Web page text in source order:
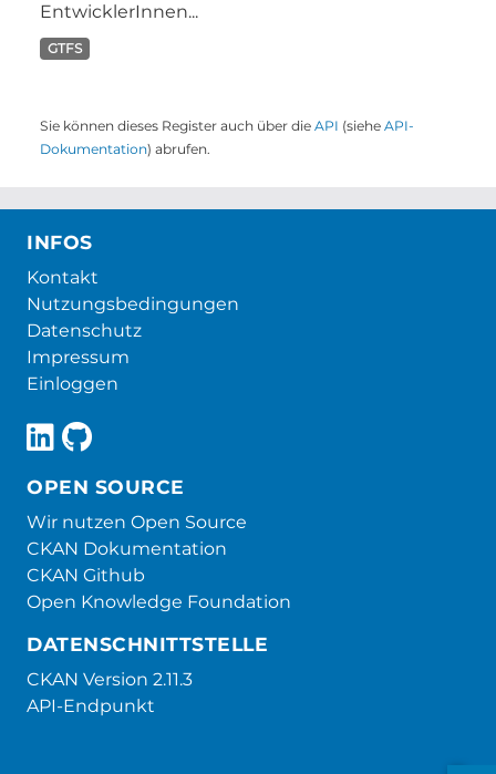
EntwicklerInnen...
GTFS
Sie können dieses Register auch über die API (siehe API-
Dokumentation) abrufen.
INFOS
Kontakt
Nutzungsbedingungen
Datenschutz
Impressum
Einloggen
OPEN SOURCE
Wir nutzen Open Source
CKAN Dokumentation
CKAN Github
Open Knowledge Foundation
DATENSCHNITTSTELLE
CKAN Version 2.11.3
API-Endpunkt